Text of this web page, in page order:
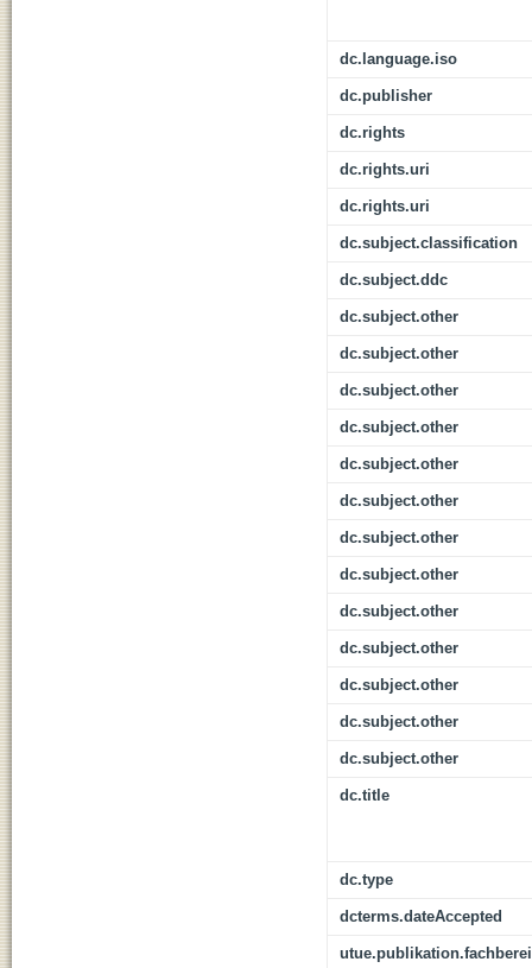
dc.language.iso
dc.publisher
dc.rights
dc.rights.uri
dc.rights.uri
dc.subject.classification
dc.subject.ddc
dc.subject.other
dc.subject.other
dc.subject.other
dc.subject.other
dc.subject.other
dc.subject.other
dc.subject.other
dc.subject.other
dc.subject.other
dc.subject.other
dc.subject.other
dc.subject.other
dc.subject.other
dc.title
dc.type
dcterms.dateAccepted